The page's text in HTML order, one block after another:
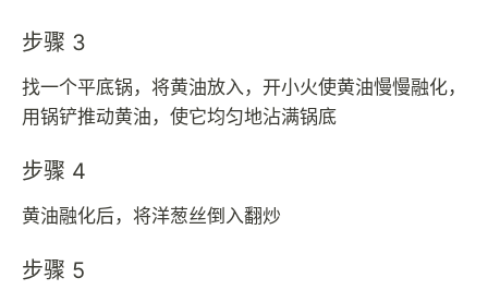
步骤 3
找一个平底锅，将黄油放入，开小火使黄油慢慢融化，
用锅铲推动黄油，使它均匀地沾满锅底
步骤 4
黄油融化后，将洋葱丝倒入翻炒
步骤 5